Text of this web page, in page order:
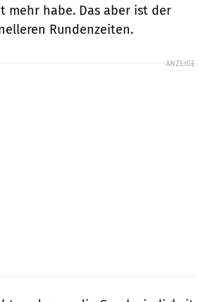
mehr habe. Das aber ist der
Rundenzeiten.
ANZEIGE